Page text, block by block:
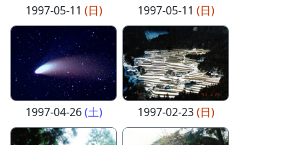
1997-05-11 (日) 1997-05-11 (日)
1997-04-26(土) 1997-02-23(日)